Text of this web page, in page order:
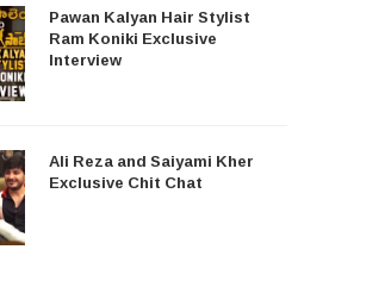
Pawan Kalyan Hair Stylist
Ram Koniki Exclusive
Interview
Ali Reza and Saiyami Kher
Exclusive Chit Chat